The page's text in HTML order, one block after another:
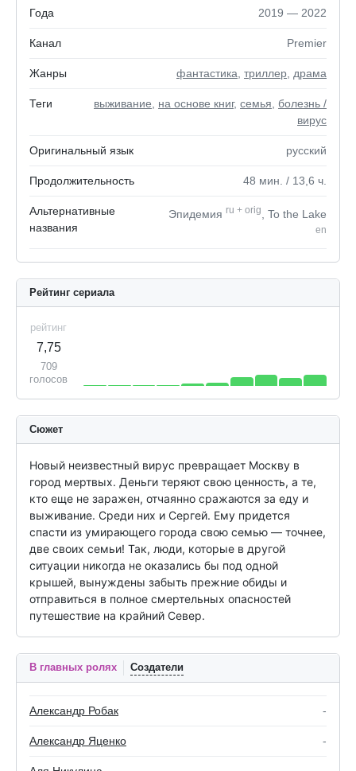
Года 2019 — 2022
Канал Premier
Жанры фантастика триллер драма
Теги выживание на основе книг, семья болезнь /
вирус
Оригинальный язык русский
Продолжительность 48 мин. / 13,6 ч.
Альтернативные
названия
Эпидемия ru + orig , To the Lake
en
Рейтинг сериала
рейтинг
7,75
709
голосов
Сюжет
Новый неизвестный вирус превращает Москву в
город мертвых. Деньги теряют свою ценность, а те,
кто еще не заражен, отчаянно сражаются за еду и
выживание. Среди них и Сергей. Ему придется
спасти из умирающего города свою семью — точнее,
две своих семьи! Так, люди, которые в другой
ситуации никогда не оказались бы под одной
крышей, вынуждены забыть прежние обиды и
отправиться в полное смертельных опасностей
путешествие на крайний Север.
В главных ролях Создатели
Александр Робак -
Александр Яценко -